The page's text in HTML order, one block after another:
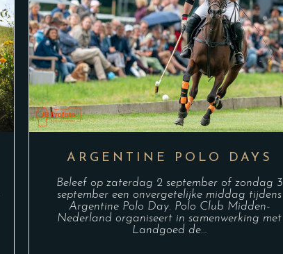
ARGENTINE POLO DAYS
Beleef op zaterdag 2 september of zondag 3
september een onvergetelijke middag tijdens
Argentine Polo Day. Polo Club Midden-
Nederland organiseert in samenwerking met
Landgoed de…